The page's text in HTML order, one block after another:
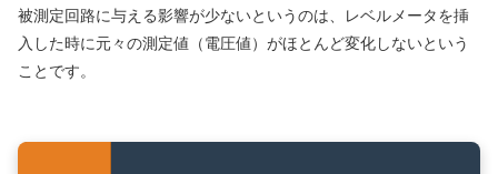
被測定回路に与える影響が少ないというのは、レベルメータを挿
入した時に元々の測定値（電圧値）がほとんど変化しないという
ことです。